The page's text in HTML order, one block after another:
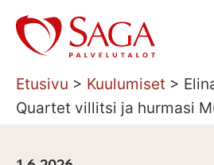
Siirry
sisältöön
Etusivu > Kuulumiset >
Quartet villitsi ja hurmasi